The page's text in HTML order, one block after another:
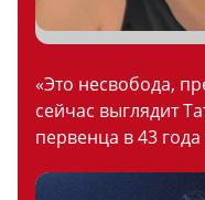
«Это несвобода,
сейчас выглядит
первенца в 43 года